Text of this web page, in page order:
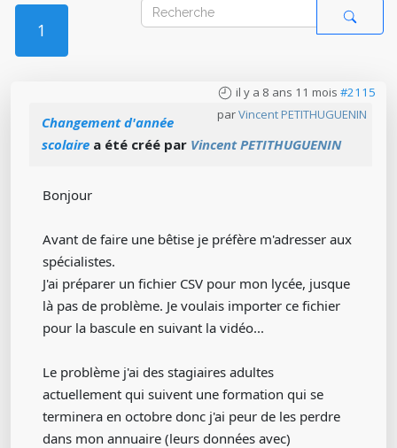
1
il y a 8 ans 11 mois #2115
parVincent PETITHUGUENIN
Changement d'année
scolaire a été créé par Vincent PETITHUGUENIN
Bonjour
Avant de faire une bêtise je préfère m'adresser aux
spécialistes.
J'ai préparer un fichier CSV pour mon lycée, jusque
là pas de problème. Je voulais importer ce fichier
pour la bascule en suivant la vidéo...
Le problème j'ai des stagiaires adultes
actuellement qui suivent une formation qui se
terminera en octobre donc j'ai peur de les perdre
dans mon annuaire (leurs données avec)